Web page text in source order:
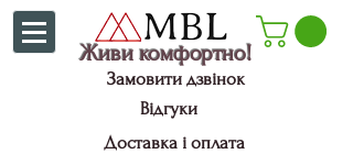
Живи комфортно!
Замовити дзвінок
Відгуки
Доставка і оплата